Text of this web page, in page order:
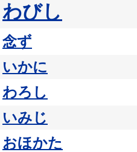
わびし
念ず
いかに
わろし
いみじ
おほかた